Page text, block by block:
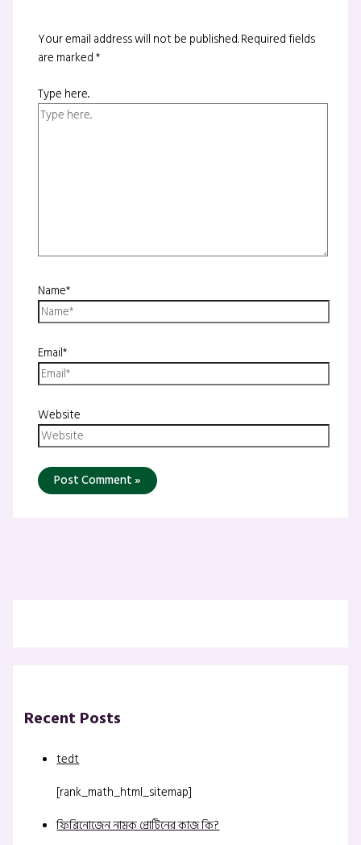
Your email address will not be published.Required fields
are marked*
Type here..
Name*
Email*
Website
Recent Posts
tedt
[rank_math_html_sitemap]
ফিব্রিনোজেন নামক প্রোটিনের কাজ কি?